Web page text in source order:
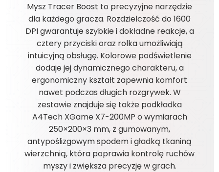
Mysz Tracer Boost to precyzyjne narzędzie
dla każdego gracza. Rozdzielczość do 1600
DPI gwarantuje szybkie i dokładne reakcje, a
cztery przyciski oraz rolka umożliwiają
intuicyjną obsługę. Kolorowe podświetlenie
dodaje jej dynamicznego charakteru, a
ergonomiczny kształt zapewnia komfort
nawet podczas długich rozgrywek. W
zestawie znajduje się także podkładka
A4Tech XGame X7-200MP o wymiarach
250×200×3 mm, z gumowanym,
antypoślizgowym spodem i gładką tkaniną
wierzchnią, która poprawia kontrolę ruchów
myszy i zwiększa precyzję w grach.